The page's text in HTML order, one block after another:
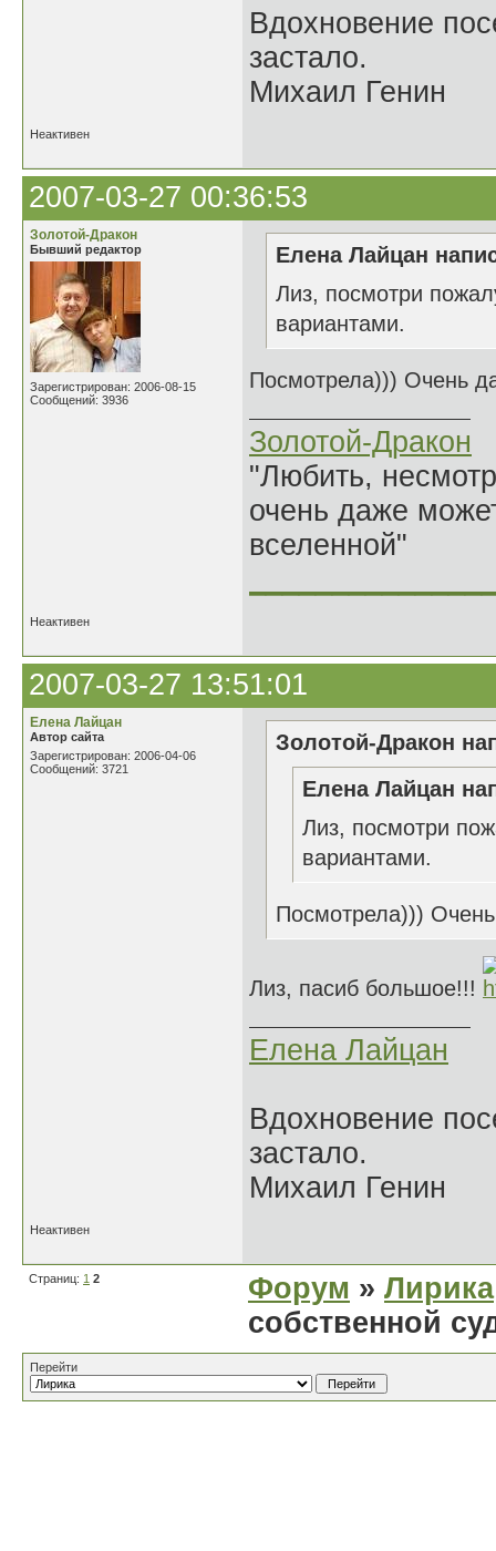
Вдохновение
застало.
Михаил Генин
Неактивен
2007-03-27 00:36:53
Золотой-Дракон
Бывший редактор
Зарегистрирован: 2006-08-15
Сообщений: 3936
Елена Лайцан
Лиз, посмотри
вариантами.
Посмотрела))) Очень
Золотой-Дракон
"Любить,
очень даже
вселенной"
Неактивен
2007-03-27 13:51:01
Елена Лайцан
Автор сайта
Зарегистрирован: 2006-04-06
Сообщений: 3721
Золотой-Дракон
Елена Лайцан
Лиз, посмотри
вариантами.
Посмотрела)))
Лиз, пасиб большое!!!
Елена Лайцан
Вдохновение
застало.
Михаил Генин
Неактивен
Страниц: 1 2 Форум » Лирика
собственной
Перейти